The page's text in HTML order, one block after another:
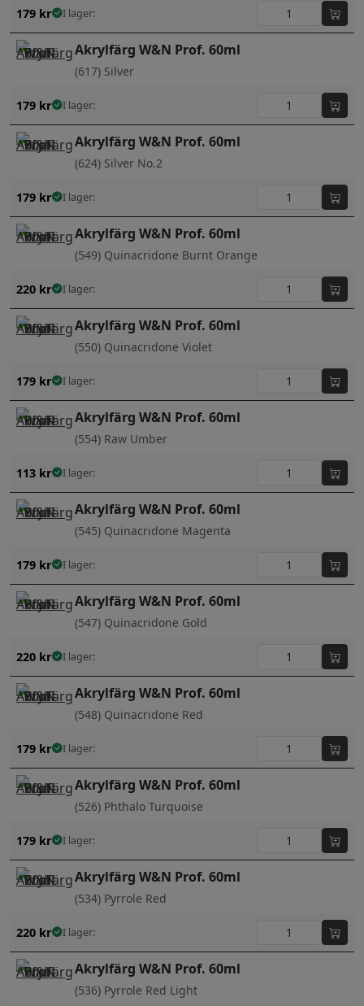
179 kr I lager:
Akrylfärg W&N Prof. 60ml
(617) Silver
179 kr I lager:
Akrylfärg W&N Prof. 60ml
(624) Silver No.2
179 kr I lager:
Akrylfärg W&N Prof. 60ml
(549) Quinacridone Burnt Orange
220 kr I lager:
Akrylfärg W&N Prof. 60ml
(550) Quinacridone Violet
179 kr I lager:
Akrylfärg W&N Prof. 60ml
(554) Raw Umber
113 kr I lager:
Akrylfärg W&N Prof. 60ml
(545) Quinacridone Magenta
179 kr I lager:
Akrylfärg W&N Prof. 60ml
(547) Quinacridone Gold
220 kr I lager:
Akrylfärg W&N Prof. 60ml
(548) Quinacridone Red
179 kr I lager:
Akrylfärg W&N Prof. 60ml
(526) Phthalo Turquoise
179 kr I lager:
Akrylfärg W&N Prof. 60ml
(534) Pyrrole Red
220 kr I lager:
Akrylfärg W&N Prof. 60ml
(536) Pyrrole Red Light